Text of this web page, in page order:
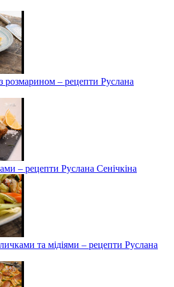
розмарином – рецепти Руслана
– рецепти Руслана Сенічкіна
та мідіями – рецепти Руслана